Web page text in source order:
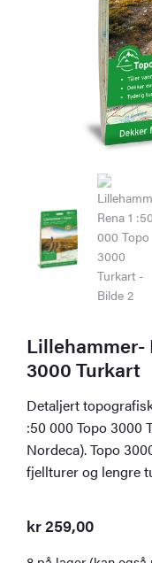
Lillehammer-
3000 Turkart
Detaljert
:50 000 Topo 3000
Nordeca). Topo
fjellturer og lengre
kr259,00